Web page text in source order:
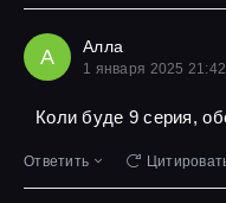
А Алла
1 января 2025 21:42
Коли буде 9 серия,
Ответить